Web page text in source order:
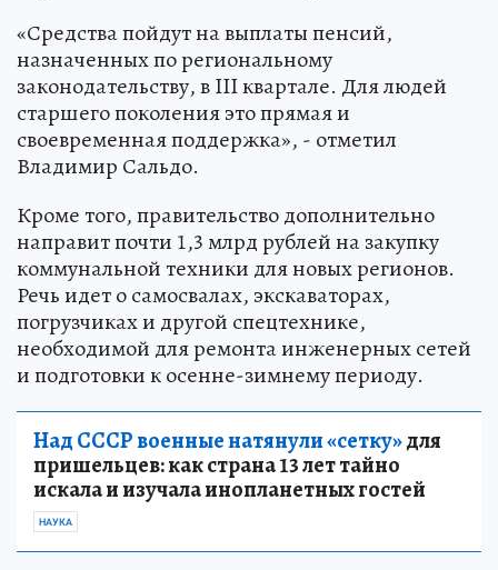
«Средства пойдут на выплаты пенсий,
назначенных по региональному
законодательству, в III квартале. Для людей
старшего поколения это прямая и
своевременная поддержка», - отметил
Владимир Сальдо.
Кроме того, правительство дополнительно
направит почти 1,3 млрд рублей на закупку
коммунальной техники для новых регионов.
Речь идет о самосвалах, экскаваторах,
погрузчиках и другой спецтехнике,
необходимой для ремонта инженерных сетей
и подготовки к осенне-зимнему периоду.
Над СССР военные натянули «сетку»для
пришельцев: как страна 13 лет тайно
искала и изучала инопланетных гостей
НАУКА